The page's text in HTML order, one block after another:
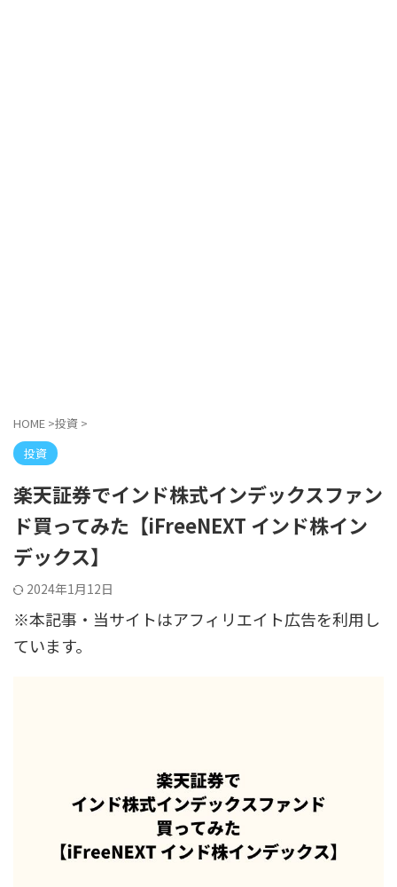
HOME >投資 >
投資
楽天証券でインド株式インデックスファン
ド買ってみた【iFreeNEXT インド株イン
デックス】
2024年1月12日
※本記事・当サイトはアフィリエイト広告を利用し
ています。